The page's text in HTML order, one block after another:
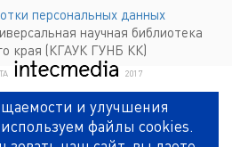
персональных данных
научная библиотека
края (КГАУК ГУНБ КК)
КОМПАНИЯ ИНТЕКМЕДИА
2017
и улучшения
файлы cookies.